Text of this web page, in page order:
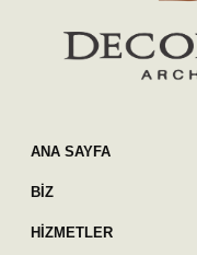
ANA SAYFA
BİZ
HİZMETLER